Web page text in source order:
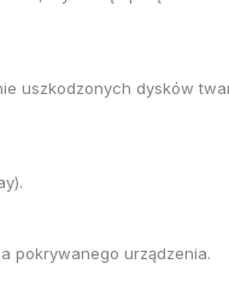
uszkodzonych dysków
pokrywanego urządzenia.